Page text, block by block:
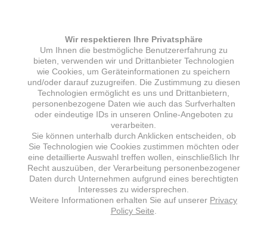
Wir respektieren Ihre Privatsphäre
Um Ihnen die bestmögliche Benutzererfahrung zu
bieten, verwenden wir und Drittanbieter Technologien
wie Cookies, um Geräteinformationen zu speichern
und/oder darauf zuzugreifen. Die Zustimmung zu diesen
Technologien ermöglicht es uns und Drittanbietern,
personenbezogene Daten wie auch das Surfverhalten
oder eindeutige IDs in unseren Online-Angeboten zu
verarbeiten.
Sie können unterhalb durch Anklicken entscheiden, ob
Sie Technologien wie Cookies zustimmen möchten oder
eine detaillierte Auswahl treffen wollen, einschließlich Ihr
Recht auszuüben, der Verarbeitung personenbezogener
Daten durch Unternehmen aufgrund eines berechtigten
Interesses zu widersprechen.
Weitere Informationen erhalten Sie auf unserer Privacy
Policy Seite